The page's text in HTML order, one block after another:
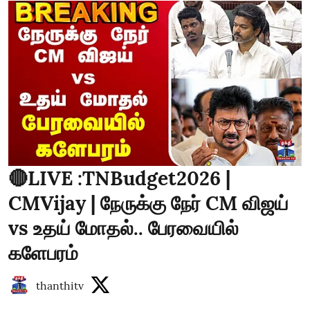
🔴LIVE :TNBudget2026 |
CMVijay | நேருக்கு நேர் CM விஜய்
vs உதய் மோதல்.. பேரவையில்
களேபரம்
thanthitv